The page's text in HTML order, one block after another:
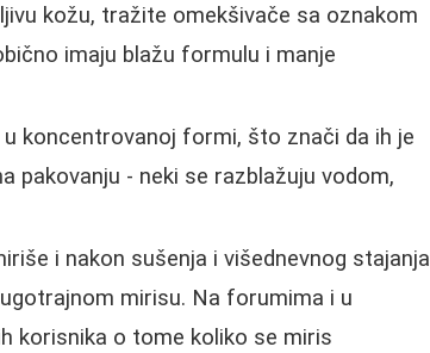
kožu, tražite omekšivače sa oznakom
imaju blažu formulu i manje
koncentrovanoj formi, što znači da ih je
pakovanju - neki se razblažuju vodom,
i nakon sušenja i višednevnog stajanja
mirisu. Na forumima i u
korisnika o tome koliko se miris